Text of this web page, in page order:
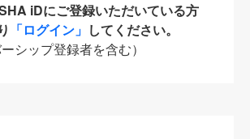
iDにご登録いただいている方
「ログイン」 してください。
シップ登録者を含む）